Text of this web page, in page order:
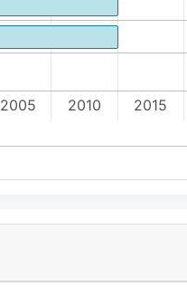
2005 2010 2015